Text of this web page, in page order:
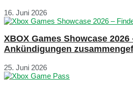
16. Juni 2026
XBOX Games Showcase 2026
Ankündigungen
25. Juni 2026